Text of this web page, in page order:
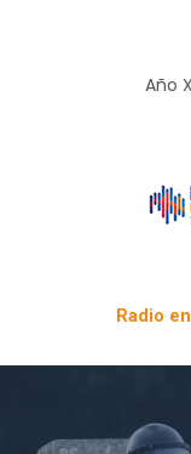
Año
Radio